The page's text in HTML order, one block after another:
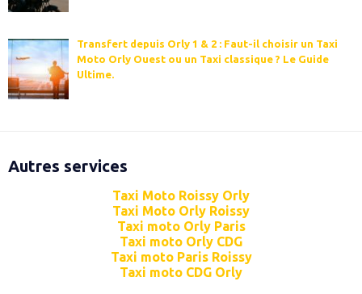
Transfert depuis Orly 1 & 2 : Faut-il choisir un Taxi
Moto Orly Ouest ou un Taxi classique ? Le Guide
Ultime.
Autres services
Taxi Moto Roissy Orly
Taxi Moto Orly Roissy
Taxi moto Orly Paris
Taxi moto Orly CDG
Taxi moto Paris Roissy
Taxi moto CDG Orly